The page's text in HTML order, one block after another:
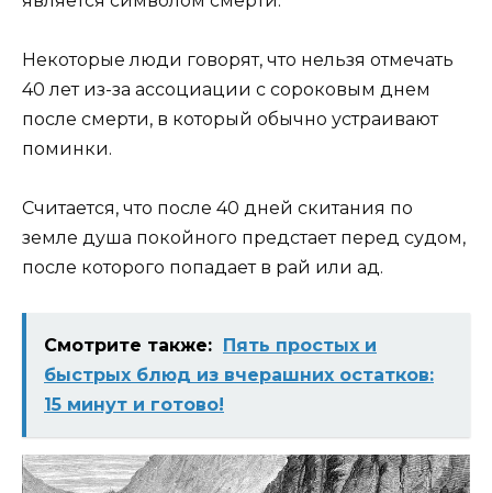
Некоторые люди говорят, что нельзя отмечать
40 лет из-за ассоциации с сороковым днем
после смерти, в который обычно устраивают
поминки.
Считается, что после 40 дней скитания по
земле душа покойного предстает перед судом,
после которого попадает в рай или ад.
Смотрите также: Пять простых и
быстрых блюд из вчерашних остатков:
15 минут и готово!